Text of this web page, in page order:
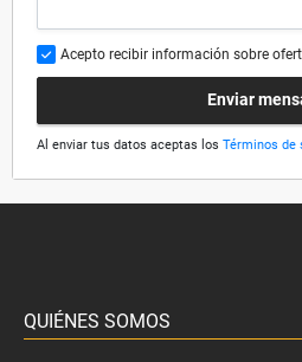
Acepto recibir información sobre
Enviar
Al enviar tus datos aceptas los Términos de
QUIÉNES SOMOS